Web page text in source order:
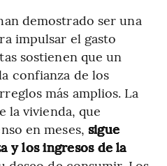
demostrado ser una
impulsar el gasto
sostienen que un
confianza de los
más amplios. La
la vivienda, que
en meses, sigue
y los ingresos de la